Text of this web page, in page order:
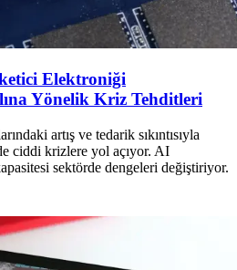
Elektroniği
Yönelik Kriz Tehditleri
artış ve tedarik sıkıntısıyla
ciddi krizlere yol açıyor. AI
sektörde dengeleri değiştiriyor.